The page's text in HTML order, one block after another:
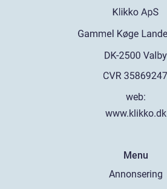
web:
www.klikko.dk
Menu
Annonsering